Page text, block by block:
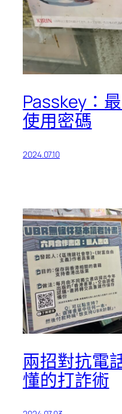
Passkey：
使用密碼
2024.07.10
兩招對抗電
懂的打詐術